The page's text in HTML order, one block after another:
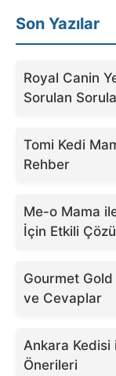
Son Yazılar
Royal Canin
Sorulan
Tomi Kedi
Rehber
Me-o Mama
İçin Etkili
Gourmet Gold
ve Cevaplar
Ankara Kedisi
Önerileri